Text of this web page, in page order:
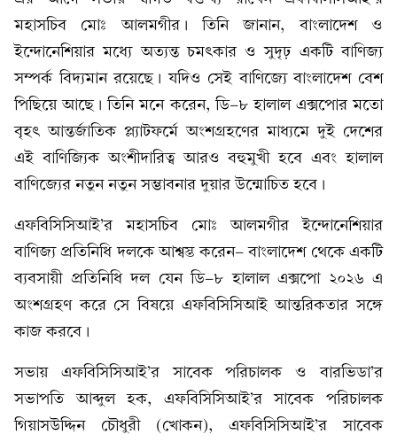
মহাসচিব মোঃ আলমগীর। তিনি জানান, বাংলাদেশ ও
ইন্দোনেশিয়ার মধ্যে অত্যন্ত চমৎকার ও সুদৃঢ় একটি বাণিজ্য
সম্পর্ক বিদ্যমান রয়েছে। যদিও সেই বাণিজ্যে বাংলাদেশ বেশ
পিছিয়ে আছে। তিনি মনে করেন, ডি-৮ হালাল এক্সপোর মতো
বৃহৎ আন্তর্জাতিক প্ল্যাটফর্মে অংশগ্রহণের মাধ্যমে দুই দেশের
এই বাণিজ্যিক অংশীদারিত্ব আরও বহুমুখী হবে এবং হালাল
বাণিজ্যের নতুন নতুন সম্ভাবনার দুয়ার উন্মোচিত হবে।
এফবিসিসিআই’র মহাসচিব মোঃ আলমগীর ইন্দোনেশিয়ার
বাণিজ্য প্রতিনিধি দলকে আশ্বস্ত করেন- বাংলাদেশ থেকে একটি
ব্যবসায়ী প্রতিনিধি দল যেন ডি-৮ হালাল এক্সপো ২০২৬ এ
অংশগ্রহণ করে সে বিষয়ে এফবিসিসিআই আন্তরিকতার সঙ্গে
কাজ করবে।
সভায় এফবিসিসিআই’র সাবেক পরিচালক ও বারভিডা’র
সভাপতি আব্দুল হক, এফবিসিসিআই’র সাবেক পরিচালক
গিয়াসউদ্দিন চৌধুরী (খোকন), এফবিসিসিআই’র সাবেক